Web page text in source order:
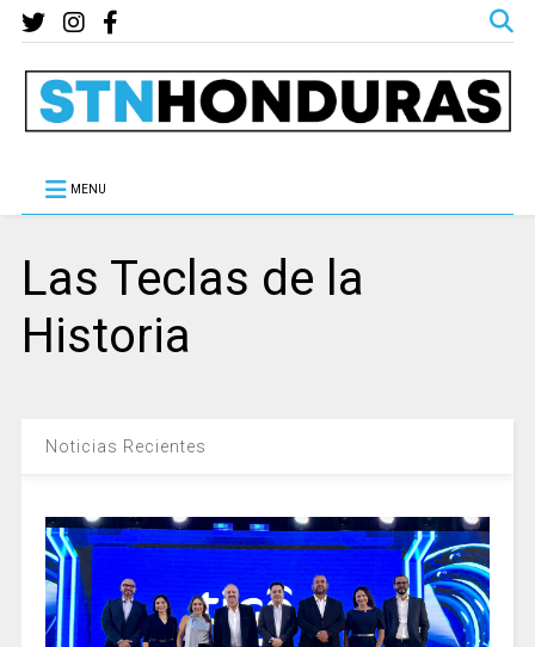
MENU
Las Teclas de la
Historia
Noticias Recientes